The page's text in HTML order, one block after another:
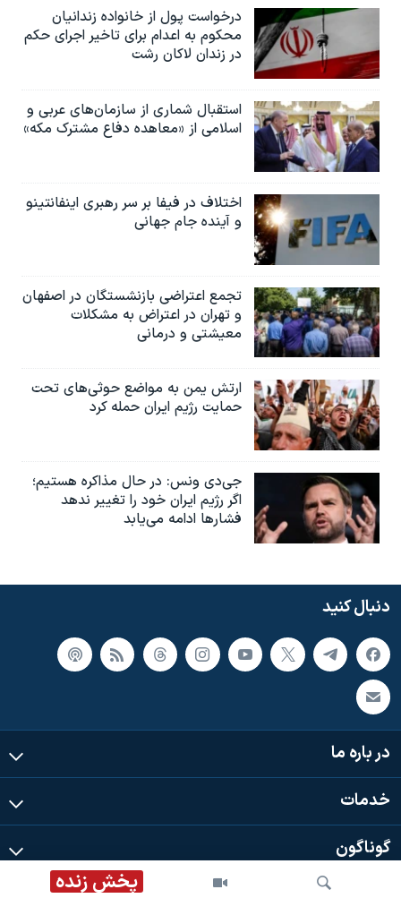
پخش زنده
درخواست پول از خانواده زندانیان
محکوم به‌ اعدام برای تاخیر اجرای حکم
در زندان لاکان رشت
استقبال شماری از سازمان‌های عربی و
اسلامی از «معاهده دفاع مشترک مکه»
اختلاف در فیفا بر سر رهبری اینفانتینو
و آینده جام جهانی
تجمع اعتراضی بازنشستگان در اصفهان
و تهران در اعتراض به مشکلات
معیشتی و درمانی
ارتش یمن به مواضع حوثی‌های تحت
حمایت رژیم ایران حمله کرد
جی‌دی ونس: در حال مذاکره هستیم؛
اگر رژیم ایران خود را تغییر ندهد
فشارها ادامه می‌یابد
دنبال کنید
در باره ما
خدمات
گوناگون